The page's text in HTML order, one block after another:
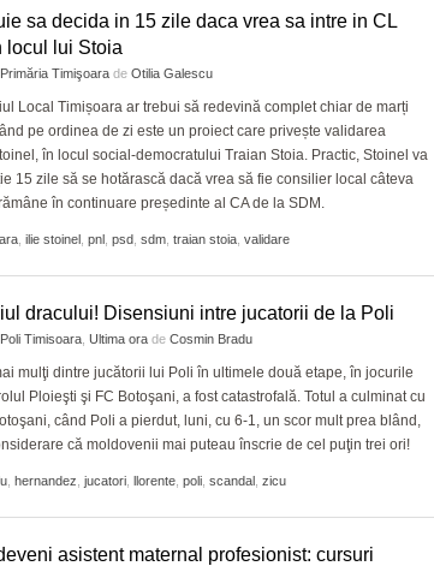
sa decida in 15 zile daca vrea sa intre in CL
locul lui Stoia
Primăria Timişoara de Otilia Galescu
Local Timișoara ar trebui să redevină complet chiar de marți
pe ordinea de zi este un proiect care privește validarea
în locul social-democratului Traian Stoia. Practic, Stoinel va
15 zile să se hotărască dacă vrea să fie consilier local câteva
în continuare președinte al CA de la SDM.
ilie stoinel pnl psd sdm traian stoia validare
dracului! Disensiuni intre jucatorii de la Poli
Poli Timisoara Ultima ora de Cosmin Bradu
mulţi dintre jucătorii lui Poli în ultimele două etape, în jocurile
Ploieşti şi FC Botoşani, a fost catastrofală. Totul a culminat cu
când Poli a pierdut, luni, cu 6-1, un scor mult prea blând,
că moldovenii mai puteau înscrie de cel puţin trei ori!
hernandez jucatori llorente poli scandal zicu
asistent maternal profesionist: cursuri